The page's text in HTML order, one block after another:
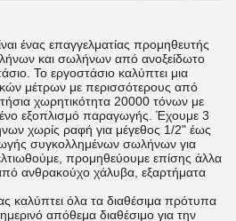
ένας επαγγελματίας προμηθευτής
και σωλήνων από ανοξείδωτο
Το εργοστάσιο καλύπτει μια
μέτρων με περισσότερους από
χωρητικότητα 20000 τόνων με
εξοπλισμό παραγωγής. Έχουμε 3
χωρίς ραφή για μέγεθος 1/2" έως
συγκολλημένων σωλήνων για
προμηθεύουμε επίσης άλλα
ανθρακούχο χάλυβα, εξαρτήματα
καλύπτει όλα τα διαθέσιμα πρότυπα
απόθεμα διαθέσιμο για την